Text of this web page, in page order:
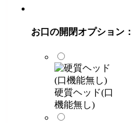
お口の開閉オプション：
硬質ヘッド(口
機能無し)